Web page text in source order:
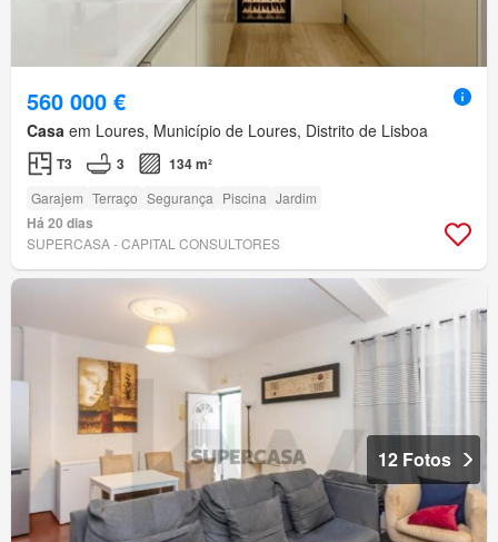
560 000 €
Casa em Loures, Município de Loures, Distrito de Lisboa
T3 3 134 m²
Garajem Terraço Segurança Piscina Jardim
Há 20 dias
SUPERCASA - CAPITAL CONSULTORES
12 Fotos